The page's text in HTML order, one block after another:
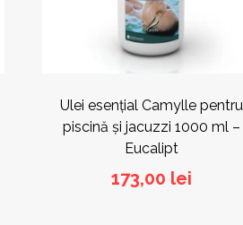
Ulei esențial Camylle pentru
piscină și jacuzzi 1000 ml –
Eucalipt
173,00 lei